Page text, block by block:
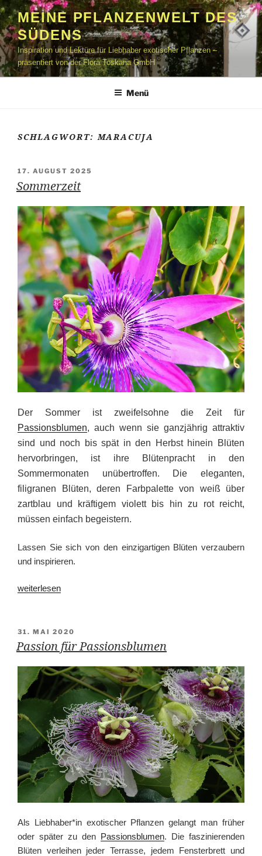
Zum
Inhalt
springen
MEINE PFLANZENWELT DES
SÜDENS
Inspiration und Lektüre für Liebhaber exotischer Pflanzen –
präsentiert von der Flora Toskana GmbH
Menü
SCHLAGWORT: MARACUJA
VERÖFFENTLICHT
AM
17. AUGUST 2025
Sommerzeit
Der Sommer ist zweifelsohne die Zeit für
Passionsblumen, auch wenn sie ganzjährig attraktiv
sind und noch bis spät in den Herbst hinein Blüten
hervorbringen, ist ihre Blütenpracht in den
Sommermonaten unübertroffen. Die eleganten,
filigranen Blüten, deren Farbpalette von weiß über
zartblau und kräftigem violett bis hin zu rot reicht,
müssen einfach begeistern.
Lassen Sie sich von den einzigartigen Blüten verzaubern
und inspirieren.
„Sommerzeit“
weiterlesen
VERÖFFENTLICHT
AM
31. MAI 2020
Passion für Passionsblumen
Als Liebhaber*in exotischer Pflanzen gelangt man früher
oder später zu den Passionsblumen. Die faszinierenden
Blüten verleihen jeder Terrasse, jedem Fensterbrett und